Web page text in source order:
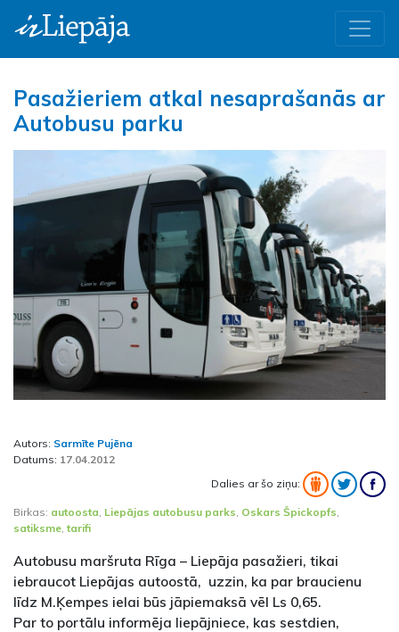
Pasažieriem atkal nesaprašanās ar
Autobusu parku
Autors: Sarmīte Pujēna
Datums: 17.04.2012
Dalies ar šo ziņu:
Birkas: autoosta Liepājas autobusu parks Oskars Špickopfs
satiksme ,tarifi
Autobusu maršruta Rīga – Liepāja pasažieri, tikai
iebraucot Liepājas autoostā, uzzin, ka par braucienu
līdz M.Ķempes ielai būs jāpiemaksā vēl Ls 0,65.
Par to portālu informēja liepājniece, kas sestdien,